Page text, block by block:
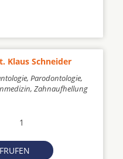
Klaus Schneider
Parodontologie,
Zahnaufhellung
1